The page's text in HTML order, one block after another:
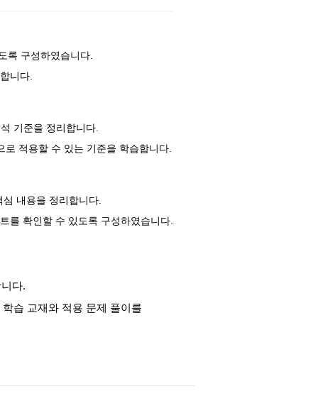
록 구성하였습니다.
니다.
기준을 정리합니다.
적용할 수 있는 기준을 학습합니다.
내용을 정리합니다.
를 확인할 수 있도록 구성하였습니다.
다.
습 교재와 적용 문제 풀이를